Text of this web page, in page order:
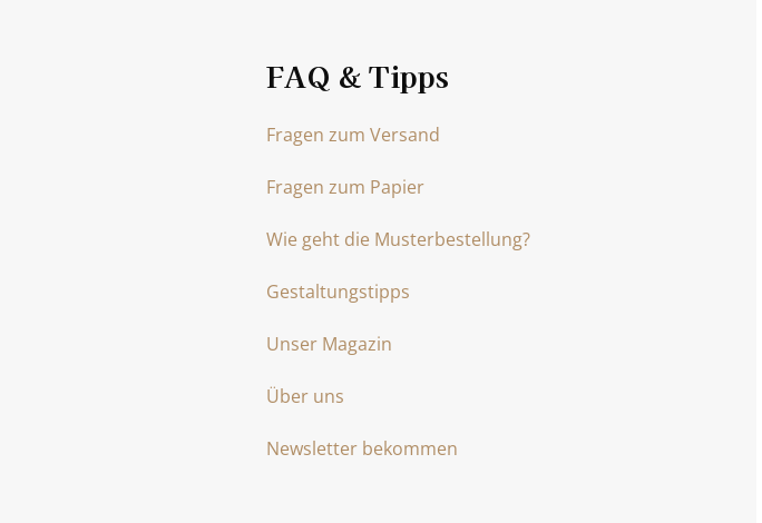
FAQ & Tipps
Fragen zum Versand
Fragen zum Papier
Wie geht die Musterbestellung?
Gestaltungstipps
Unser Magazin
Über uns
Newsletter bekommen